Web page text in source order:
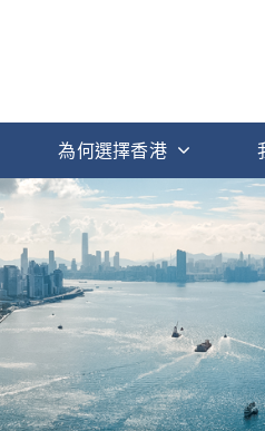
為何選擇香港